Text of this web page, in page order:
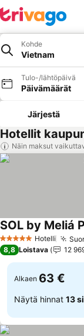
Kohde
Vietnam
Tulo-/lähtöpäivä
Päivämäärät
Järjestä
Hotellit
Näin maksut
5 Tähtiluokitus
Hotelli
SOL by Meliá
8,8 Loistava 12
Alkaen 63 €
Näytä hinnat 13